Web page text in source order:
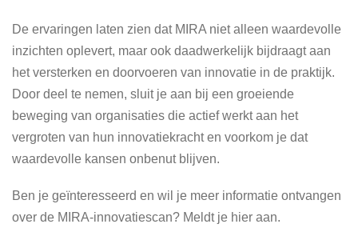
De ervaringen laten zien dat MIRA niet alleen waardevolle
inzichten oplevert, maar ook daadwerkelijk bijdraagt aan
het versterken en doorvoeren van innovatie in de praktijk.
Door deel te nemen, sluit je aan bij een groeiende
beweging van organisaties die actief werkt aan het
vergroten van hun innovatiekracht en voorkom je dat
waardevolle kansen onbenut blijven.
Ben je geïnteresseerd en wil je meer informatie ontvangen
over de MIRA-innovatiescan? Meldt je hier aan.